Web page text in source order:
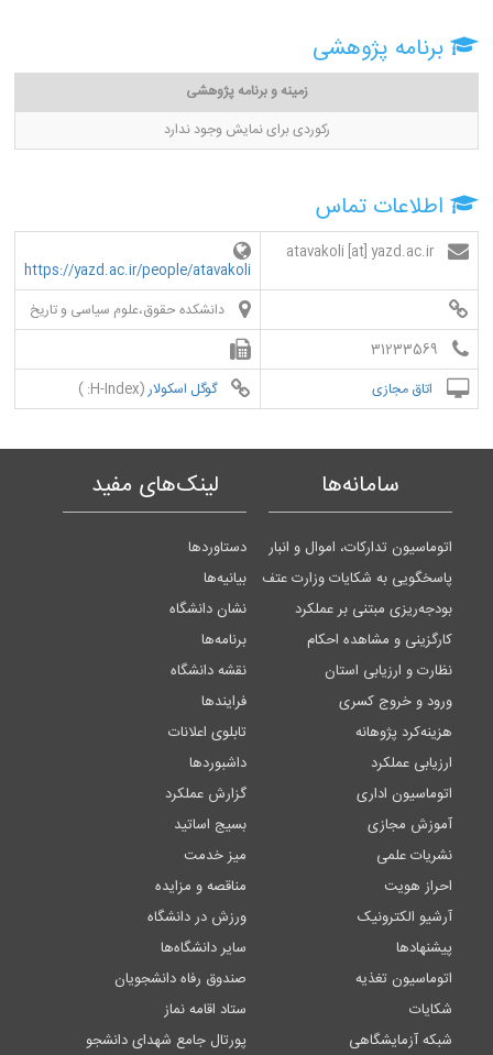
برنامه پژوهشی
زمینه و برنامه پژوهشی
رکوردی برای نمایش وجود ندارد
اطلاعات تماس
https://yazd.ac.ir/people/atavakoli
دانشکده حقوق،علوم سیاسی و تاریخ
31233569
اتاق مجازی
گوگل اسکولار(H-Index: )
سامانه‌ها
اتوماسیون تدارکات، اموال و انبار
پاسخگویی به شکایات وزارت عتف
بودجه‌ریزی مبتنی بر عملکرد
کارگزینی و مشاهده احکام
نظارت و ارزیابی استان
ورود و خروج کسری
هزینه‌کرد پژوهانه
ارزیابی عملکرد
اتوماسیون اداری
آموزش مجازی
نشریات علمی
احراز هویت
آرشیو الکترونیک
پیشنهادها
اتوماسیون تغذیه
شکایات
شبکه آزمایشگاهی
لینک‌های مفید
دستاوردها
بیانیه‌ها
نشان دانشگاه
برنامه‌ها
نقشه دانشگاه
فرایندها
تابلوی اعلانات
داشبوردها
گزارش عملکرد
بسیج اساتید
میز خدمت
مناقصه و مزایده
ورزش در دانشگاه
سایر دانشگاه‌ها
صندوق رفاه دانشجویان
ستاد اقامه نماز
پورتال جامع شهدای دانشجو